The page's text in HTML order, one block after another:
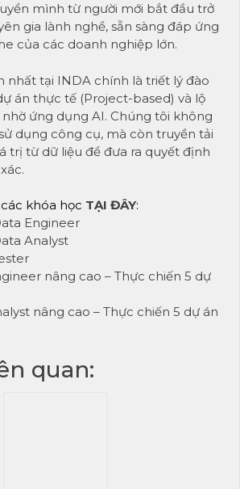
mình từ người mới bắt đầu trở
gia lành nghề, sẵn sàng đáp ứng
của các doanh nghiệp lớn.
nhất tại INDA chính là triết lý đào
án thực tế (Project-based) và lộ
ứng dụng AI. Chúng tôi không
dụng công cụ, mà còn truyền tải
trị từ dữ liệu để đưa ra quyết định
khóa học TẠI ĐÂY:
Engineer
Analyst
nâng cao – Thực chiến 5 dự
nâng cao – Thực chiến 5 dự án
quan: